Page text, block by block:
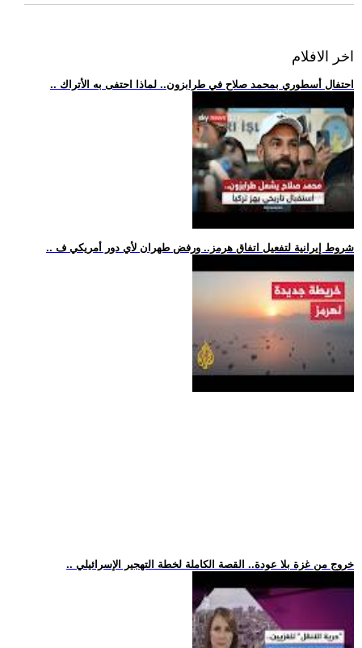
اخر الافلام
.. احتفال أسطوري بمحمد صلاح في طرابزون.. لماذا احتفى به الأتراك
.. شروط إيرانية لتفعيل اتفاق هرمز.. ورفض طهران لأي دور أمريكي ف
.. خروج من غزة بلا عودة.. القصة الكاملة لخطة التهجير الإسرائيلي